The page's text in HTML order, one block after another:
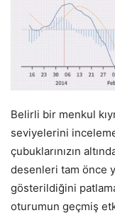
Belirli bir menkul
seviyelerini
çubuklarınızın
desenleri tam önce
gösterildiğini
oturumun geçmiş